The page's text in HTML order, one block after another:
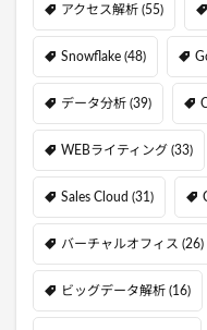
アクセス解析 (55)
Snowflake (48)
データ分析 (39)
WEBライティング (33)
Sales Cloud (31)
バーチャルオフィス (26)
ビッグデータ解析 (16)